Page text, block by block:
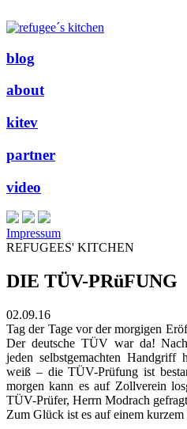
blog
about
kitev
partner
video
Impressum
REFUGEES' KITCHEN
DIE TÜV-PRüFUNG
02.09.16
Tag der Tage vor der morgigen
Der deutsche TÜV war da!
jeden selbstgemachten
weiß – die TÜV-Prüfung ist
morgen kann es auf Zollverein
TÜV-Prüfer, Herrn Modrach
Zum Glück ist es auf einem